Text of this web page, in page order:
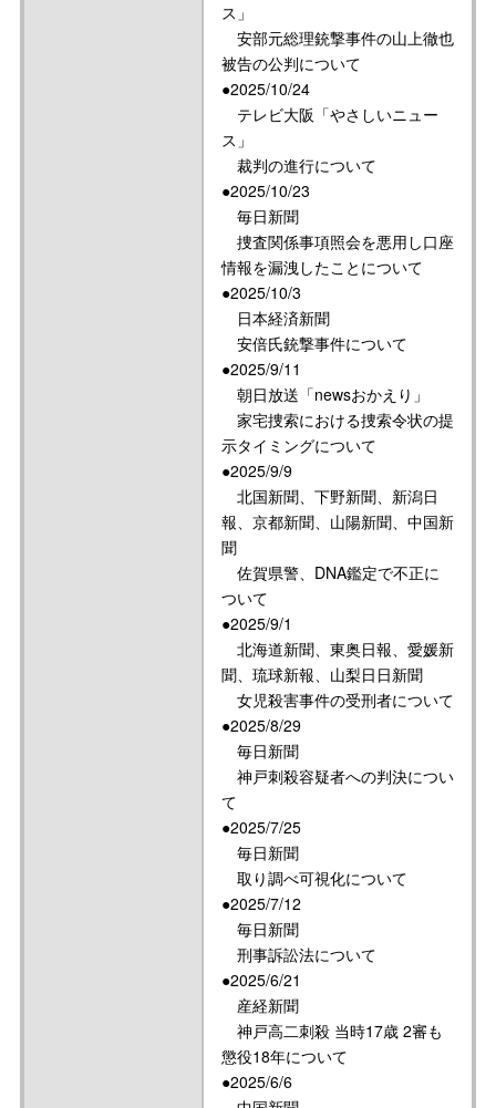
ス」
安部元総理銃撃事件の山上徹也
被告の公判について
●2025/10/24
テレビ大阪「やさしいニュー
ス」
裁判の進行について
●2025/10/23
毎日新聞
捜査関係事項照会を悪用し口座
情報を漏洩したことについて
●2025/10/3
日本経済新聞
安倍氏銃撃事件について
●2025/9/11
朝日放送「newsおかえり」
家宅捜索における捜索令状の提
示タイミングについて
●2025/9/9
北国新聞、下野新聞、新潟日
報、京都新聞、山陽新聞、中国新
聞
佐賀県警、DNA鑑定で不正に
ついて
●2025/9/1
北海道新聞、東奥日報、愛媛新
聞、琉球新報、山梨日日新聞
女児殺害事件の受刑者について
●2025/8/29
毎日新聞
神戸刺殺容疑者への判決につい
て
●2025/7/25
毎日新聞
取り調べ可視化について
●2025/7/12
毎日新聞
刑事訴訟法について
●2025/6/21
産経新聞
神戸高二刺殺 当時17歳 2審も
懲役18年について
●2025/6/6